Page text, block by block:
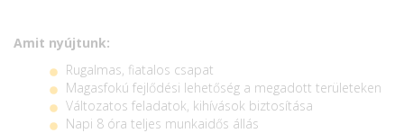
Amit nyújtunk:
Rugalmas, fiatalos csapat
Magasfokú fejlődési lehetőség a megadott területeken
Változatos feladatok, kihívások biztosítása
Napi 8 óra teljes munkaidős állás